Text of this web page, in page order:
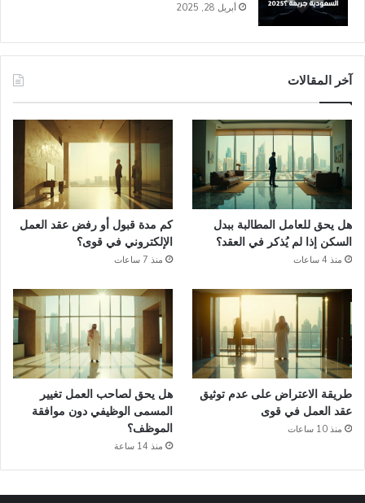
أبريل 28, 2025
آخر المقالات
هل يحق للعامل المطالبة ببدل
السكن إذا لم يُذكر في العقد؟
منذ 4 ساعات
كم مدة قبول أو رفض عقد العمل
الإلكتروني في قوى؟
منذ 7 ساعات
طريقة الاعتراض على عدم توثيق
عقد العمل في قوى
منذ 10 ساعات
هل يحق لصاحب العمل تغيير
المسمى الوظيفي دون موافقة
الموظف؟
منذ 14 ساعة